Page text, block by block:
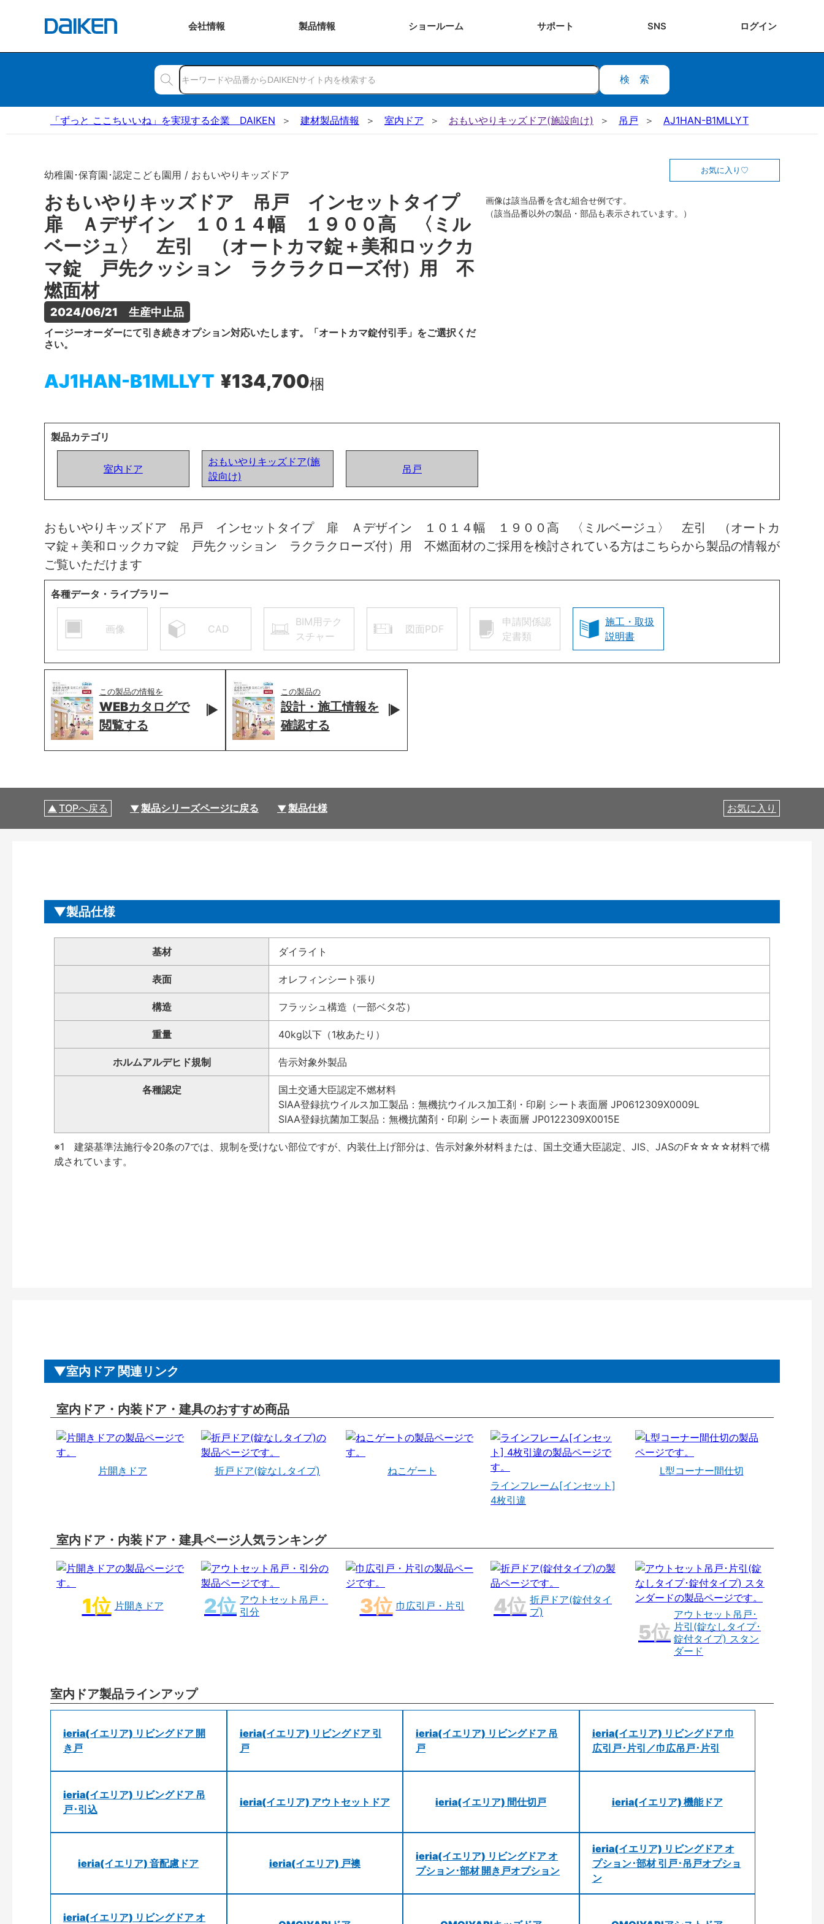
会社情報 製品情報 ショールーム サポート SNS ログイン
検索
「ずっと ここちいいね」を実現する企業 DAIKEN 建材製品情報 室内ドア おもいやりキッズドア(施設向け) 吊戸 AJ1HAN-B1MLLYT
幼稚園･保育園･認定こども園用 / おもいやりキッズドア
おもいやりキッズドア 吊戸 インセットタイプ
扉 Ａデザイン １０１４幅 １９００高 〈ミル
ベージュ〉 左引 （オートカマ錠＋美和ロックカ
マ錠 戸先クッション ラクラクローズ付）用 不
燃面材
2024/06/21　生産中止品
イージーオーダーにて引き続きオプション対応いたします。「オートカマ錠付引手」をご選択くだ
さい。
AJ1HAN-B1MLLYT ¥134,700梱
お気に入り
画像は該当品番を含む組合せ例です。
（該当品番以外の製品・部品も表示されています。）
製品カテゴリ
室内ドア
おもいやりキッズドア(施
設向け)
吊戸
おもいやりキッズドア 吊戸 インセットタイプ 扉 Ａデザイン １０１４幅 １９００高 〈ミルベージュ〉 左引 （オートカ
マ錠＋美和ロックカマ錠 戸先クッション ラクラクローズ付）用 不燃面材のご採用を検討されている方はこちらから製品の情報が
ご覧いただけます
各種データ・ライブラリー
画像 CAD
BIM用テク
スチャー
図面PDF
申請関係認
定書類
施工・取扱
説明書
この製品の情報を
WEBカタログで
閲覧する
この製品の
設計・施工情報を
確認する
TOPへ戻る 製品シリーズページに戻る 製品仕様 お気に入り
製品仕様
基材 ダイライト
表面 オレフィンシート張り
構造 フラッシュ構造（一部ベタ芯）
重量 40kg以下（1枚あたり）
ホルムアルデヒド規制 告示対象外製品
各種認定
国土交通大臣認定不燃材料
SIAA登録抗ウイルス加工製品：無機抗ウイルス加工剤・印刷 シート表面層 JP0612309X0009L
SIAA登録抗菌加工製品：無機抗菌剤・印刷 シート表面層 JP0122309X0015E
※1 建築基準法施行令20条の7では、規制を受けない部位ですが、内装仕上げ部分は、告示対象外材料または、国土交通大臣認定、JIS、JASのF☆☆☆☆材料で構
成されています。
室内ドア 関連リンク
室内ドア・内装ドア・建具のおすすめ商品
片開きドア 折戸ドア(錠なしタイプ)
ねこゲート
ラインフレーム[インセット]
4枚引違
L型コーナー間仕切
室内ドア・内装ドア・建具ページ人気ランキング
片開きドア
アウトセット吊戸・
引分
巾広引戸・片引
折戸ドア(錠付タイ
プ)
アウトセット吊戸･
片引(錠なしタイプ･
錠付タイプ) スタン
ダード
室内ドア製品ラインアップ
ieria(イエリア) リビングドア 開
き戸
ieria(イエリア) リビングドア 引
戸
ieria(イエリア) リビングドア 吊
戸
ieria(イエリア) リビングドア 巾
広引戸･片引／巾広吊戸･片引
ieria(イエリア) リビングドア 吊
戸･引込
ieria(イエリア) アウトセットドア ieria(イエリア) 間仕切戸 ieria(イエリア) 機能ドア
ieria(イエリア) 音配慮ドア ieria(イエリア) 戸襖
ieria(イエリア) リビングドア オ
プション･部材 開き戸オプション
ieria(イエリア) リビングドア オ
プション･部材 引戸･吊戸オプショ
ン
ieria(イエリア) リビングドア オ